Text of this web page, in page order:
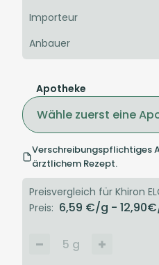
Importeur
Anbauer
Apotheke
Wähle zuerst eine
Verschreibungspflichtiges
ärztlichem Rezept.
Preisvergleich für Khiron
Preis: 6,59 €/g - 12,90
5 g